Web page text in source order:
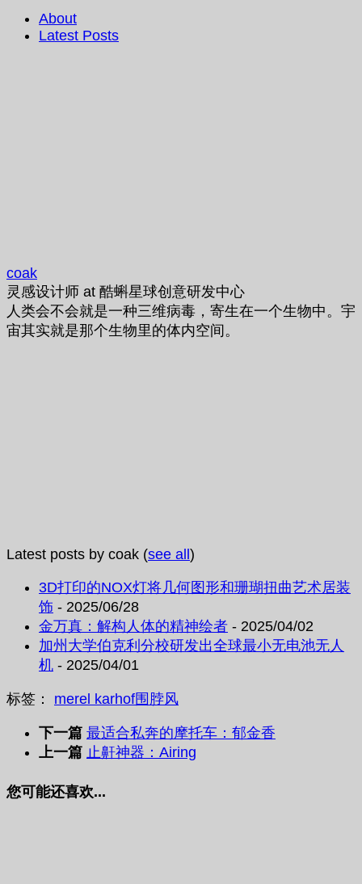
About
Latest Posts
coak
灵感设计师 at 酷蝌星球创意研发中心
人类会不会就是一种三维病毒，寄生在一个生物中。宇
宙其实就是那个生物里的体内空间。
Latest posts by coak (see all )
3D打印的NOX灯将几何图形和珊瑚扭曲艺术居装
饰 - 2025/06/28
金万真：解构人体的精神绘者 - 2025/04/02
加州大学伯克利分校研发出全球最小无电池无人
机 - 2025/04/01
标签： merel karhof围脖风
下一篇 最适合私奔的摩托车：郁金香
上一篇 止鼾神器：Airing
您可能还喜欢...